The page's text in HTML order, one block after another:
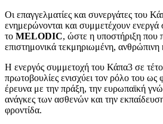
Οι επαγγελματίες και συνεργάτες του
ενημερώνονται και συμμετέχουν
το MELODIC, ώστε η υποστήριξη που
επιστημονικά τεκμηριωμένη, ανθρώπινη
Η ενεργός συμμετοχή του Κάπα3 σε
πρωτοβουλίες ενισχύει τον ρόλο του ως
έρευνα με την πράξη, την ευρωπαϊκή
ανάγκες των ασθενών και την
φροντίδα.